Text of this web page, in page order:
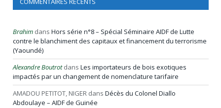
Brahim dans Hors série n°8 – Spécial Séminaire AIDF de Lutte
contre le blanchiment des capitaux et financement du terrorisme
(Yaoundé)
Alexandre Boutrotdans Les importateurs de bois exotiques
impactés par un changement de nomenclature tarifaire
AMADOU PETITOT, NIGER dans Décès du Colonel Diallo
Abdoulaye – AIDF de Guinée